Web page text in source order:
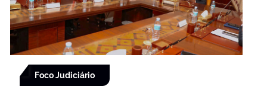
Foco Judiciário